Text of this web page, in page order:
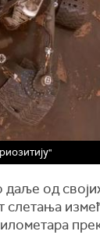
даље од
слетања